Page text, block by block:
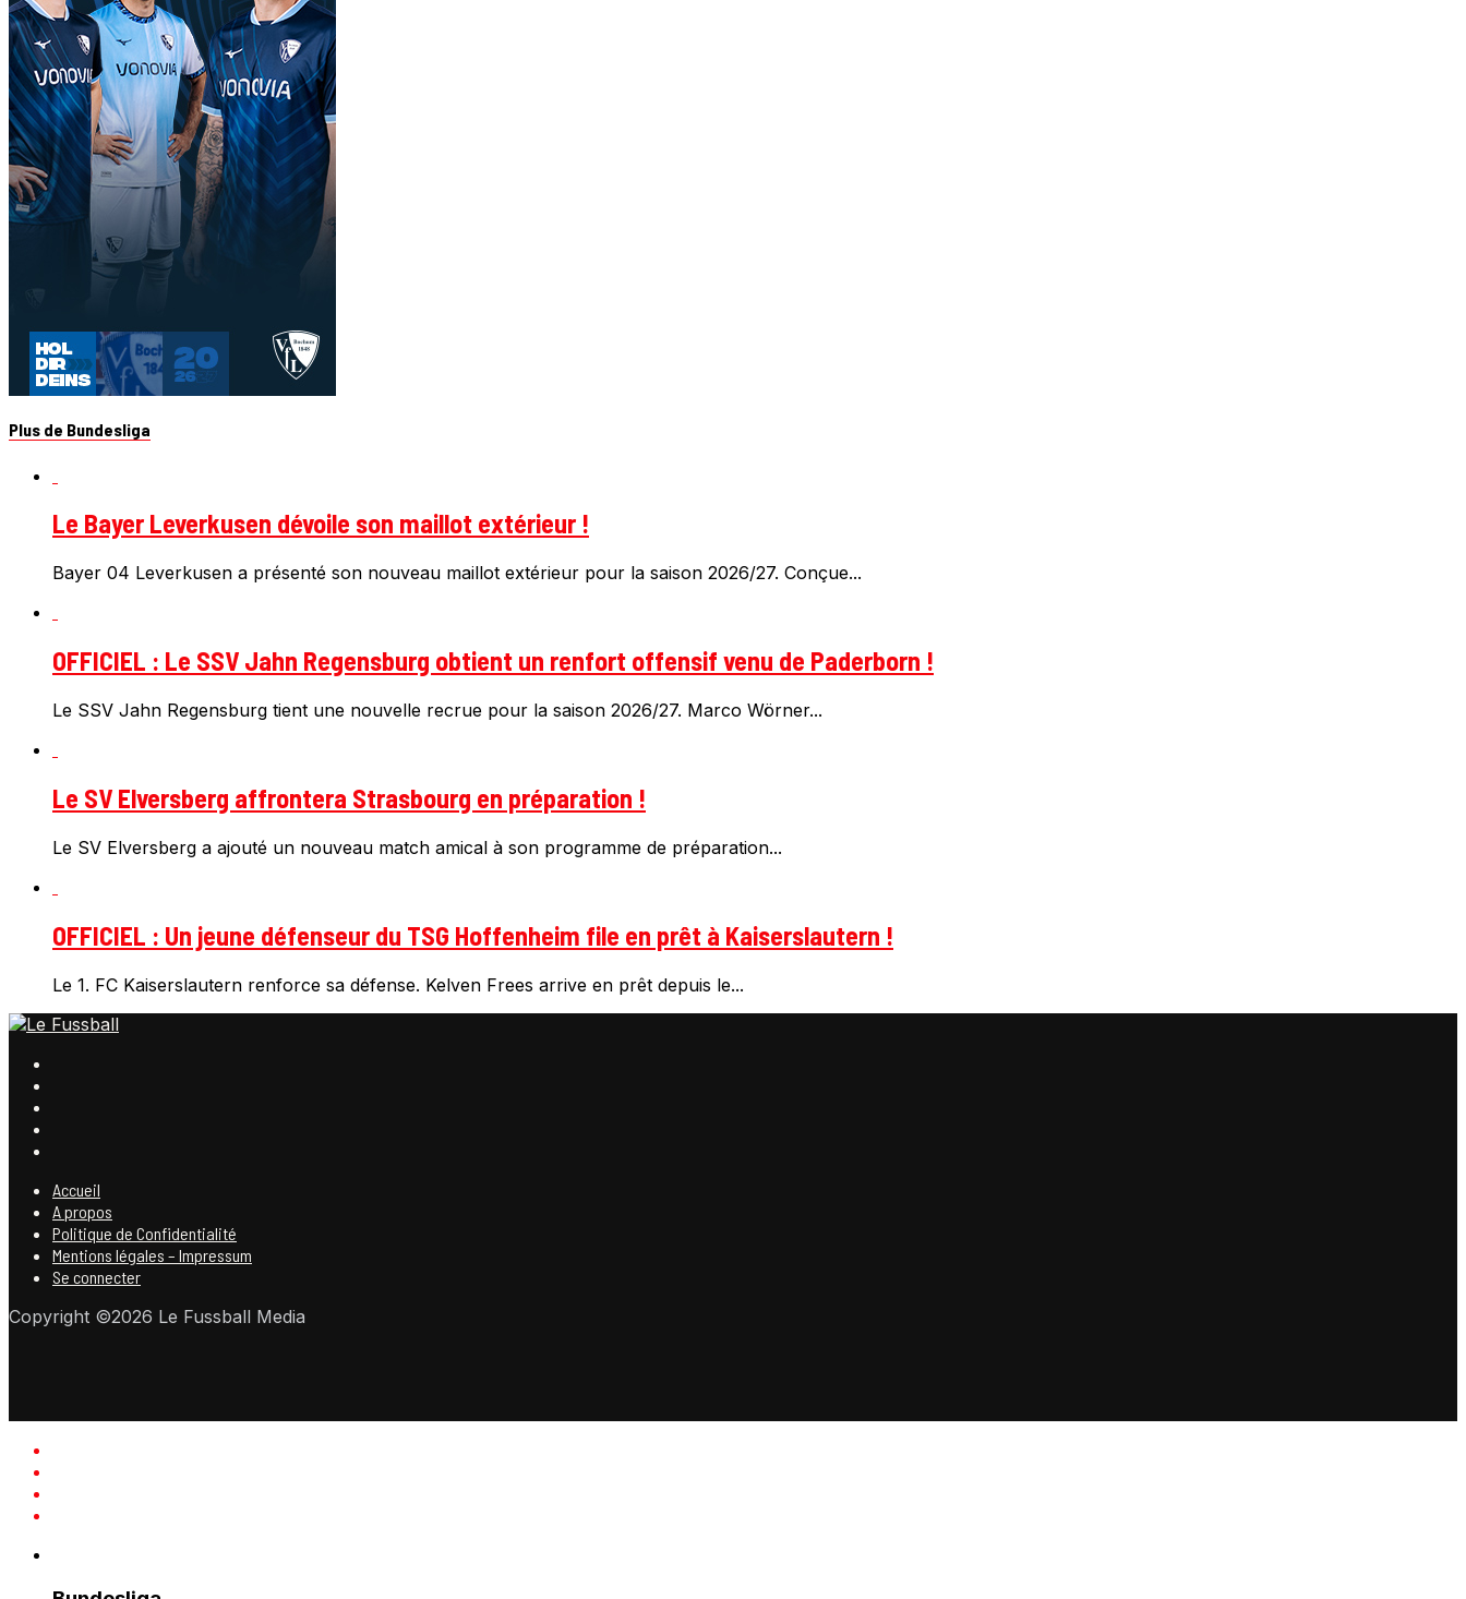
Plus de Bundesliga
Le Bayer Leverkusen dévoile son maillot extérieur !
Bayer 04 Leverkusen a présenté son nouveau maillot extérieur pour la saison 2026/27. Conçue...
OFFICIEL : Le SSV Jahn Regensburg obtient un renfort offensif venu de Paderborn !
Le SSV Jahn Regensburg tient une nouvelle recrue pour la saison 2026/27. Marco Wörner...
Le SV Elversberg affrontera Strasbourg en préparation !
Le SV Elversberg a ajouté un nouveau match amical à son programme de préparation...
OFFICIEL : Un jeune défenseur du TSG Hoffenheim file en prêt à Kaiserslautern !
Le 1. FC Kaiserslautern renforce sa défense. Kelven Frees arrive en prêt depuis le...
Accueil
A propos
Politique de Confidentialité
Mentions légales – Impressum
Se connecter
Copyright ©2026 Le Fussball Media